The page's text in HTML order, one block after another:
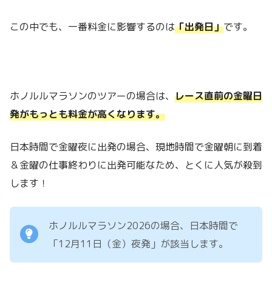
この中でも、一番料金に影響するのは「出発日」です。
ホノルルマラソンのツアーの場合は、 レース直前の金曜日
発がもっとも料金が高くなります。
日本時間で金曜夜に出発の場合、現地時間で金曜朝に到着
＆金曜の仕事終わりに出発可能なため、とくに人気が殺到
します！
ホノルルマラソン2026の場合、日本時間で
「12月11日（金）夜発」が該当します。